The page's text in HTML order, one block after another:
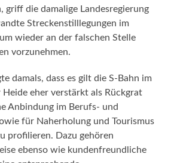
griff die damalige Landesregierung
Streckenstilllegungen im
wieder an der falschen Stelle
vorzunehmen.
damals, dass es gilt die S-Bahn im
Heide eher verstärkt als Rückgrat
Anbindung im Berufs- und
für Naherholung und Tourismus
profilieren. Dazu gehören
ebenso wie kundenfreundliche